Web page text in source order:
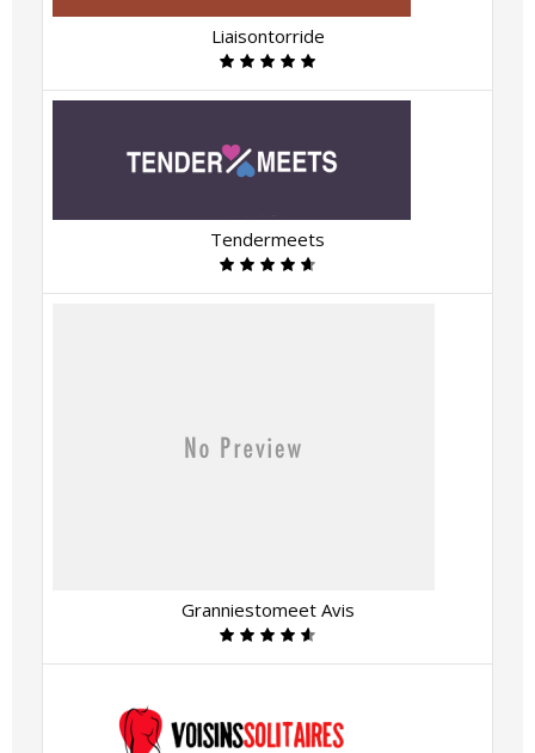
Liaisontorride
Tendermeets
Granniestomeet Avis